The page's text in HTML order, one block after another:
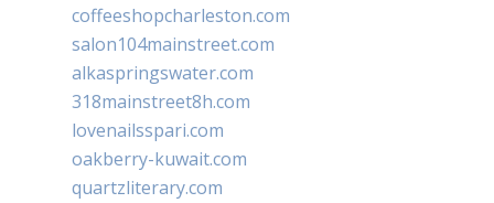
coffeeshopcharleston.com
salon104mainstreet.com
alkaspringswater.com
318mainstreet8h.com
lovenailsspari.com
oakberry-kuwait.com
quartzliterary.com